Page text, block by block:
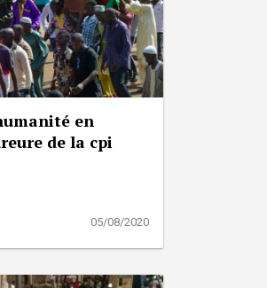
en
de la cpi
05/08/2020